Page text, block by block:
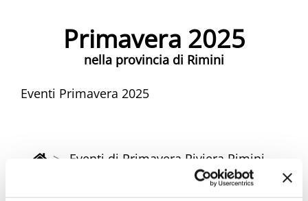
Primavera 2025
nella provincia di Rimini
Eventi Primavera 2025
Eventi di Primavera Riviera Rimini